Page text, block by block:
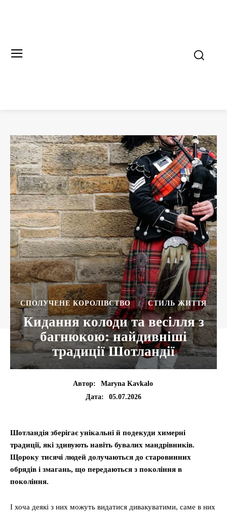
СПОЛУЧЕНЕ КОРОЛІВСТВО СТИЛЬ ЖИТТЯ
Кидання колоди та весілля з
багнюкою: найдивніші
традиції Шотландії
Автор:
Maryna Kavkalo
Дата:
05.07.2026
Шотландія зберігає унікальні й подекуди химерні
традиції, які здивують навіть бувалих мандрівників.
Щороку тисячі людей долучаються до старовинних
обрядів і змагань, що передаються з покоління в
покоління.
І хоча деякі з них можуть видатися дивакуватими, саме в них